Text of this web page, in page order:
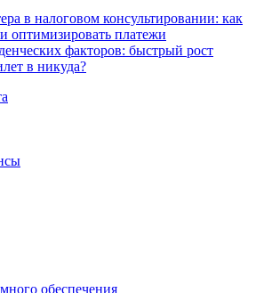
в налоговом консультировании: как
оптимизировать платежи
факторов: быстрый рост
в никуда?
обеспечения